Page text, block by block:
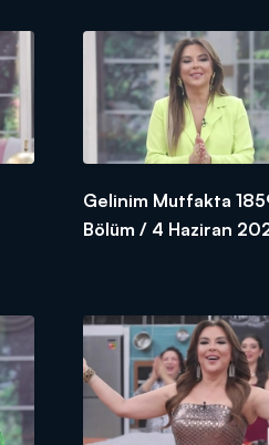
Gelinim Mutfakta
Bölüm / 4 Haziran